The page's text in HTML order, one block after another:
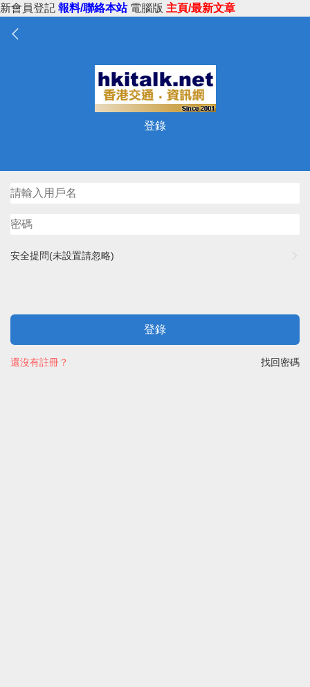
新會員登記 報料/聯絡本站 電腦版 主頁/最新文章
登錄
安全提問(未設置請忽略)
登錄
找回密碼
還沒有註冊？